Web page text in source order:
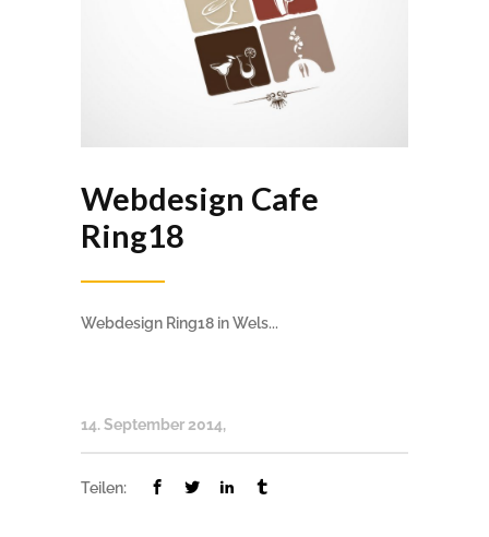
Webdesign Cafe
Ring18
Webdesign Ring18 in Wels...
14. September 2014
Teilen: